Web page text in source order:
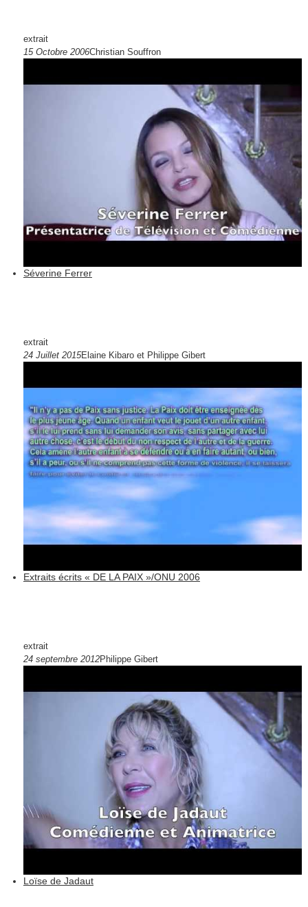
extrait
15 Octobre 2006Christian Souffron
Séverine Ferrer
extrait
24 Juillet 2015Elaine Kibaro et Philippe Gibert
Extraits écrits « DE LA PAIX »/ONU 2006
extrait
24 septembre 2012Philippe Gibert
Loïse de Jadaut